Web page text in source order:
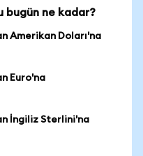
bugün ne kadar?
Amerikan Doları'na
Euro'na
İngiliz Sterlini'na